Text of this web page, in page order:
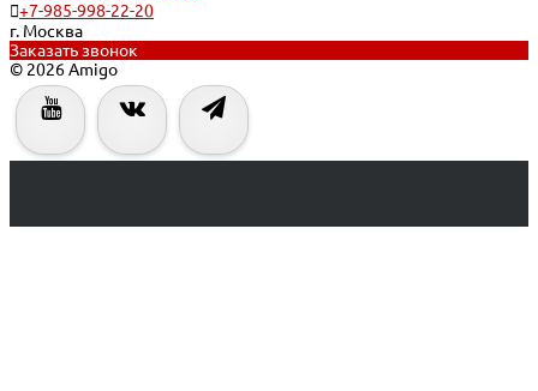
+7-985-998-22-20
г. Москва
Заказать звонок
© 2026 Amigo